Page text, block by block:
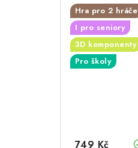
Hra pro 2 hráče
I pro seniory
3D komponenty
Pro školy
749 Kč